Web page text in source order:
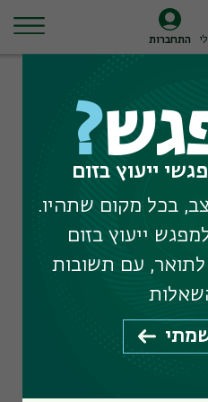
התחברות
– תארים
– תארים
– תארים
?
ייעוץ בזום
בכל מקום שתהיו.
ייעוץ בזום
עם תשובות